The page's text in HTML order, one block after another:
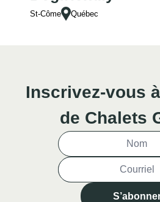
St-Côme Québec
Inscrivez-vous
de Chalets